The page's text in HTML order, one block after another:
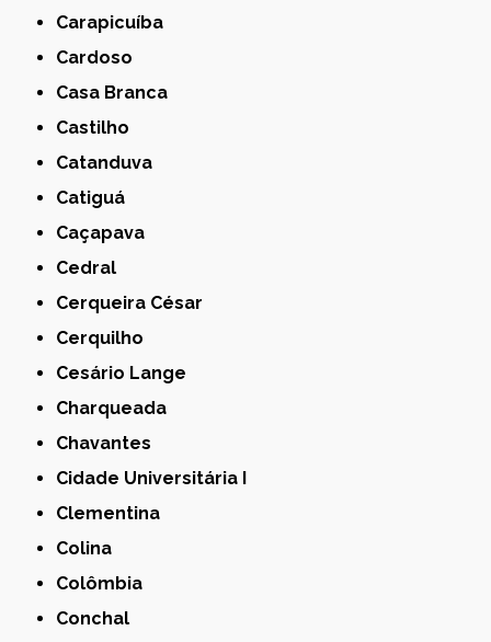
Carapicuíba
Cardoso
Casa Branca
Castilho
Catanduva
Catiguá
Caçapava
Cedral
Cerqueira César
Cerquilho
Cesário Lange
Charqueada
Chavantes
Cidade Universitária I
Clementina
Colina
Colômbia
Conchal